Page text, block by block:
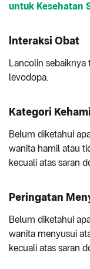
untuk Kesehatan
Interaksi Obat
Lancolin sebaiknya
levodopa.
Kategori
Belum diketahui
wanita hamil atau
kecuali atas saran
Peringatan
Belum diketahui
wanita menyusui
kecuali atas saran